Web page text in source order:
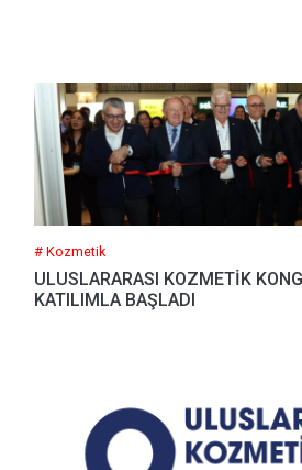
# Kozmetik
ULUSLARARASI KOZMETİK
KATILIMLA BAŞLADI